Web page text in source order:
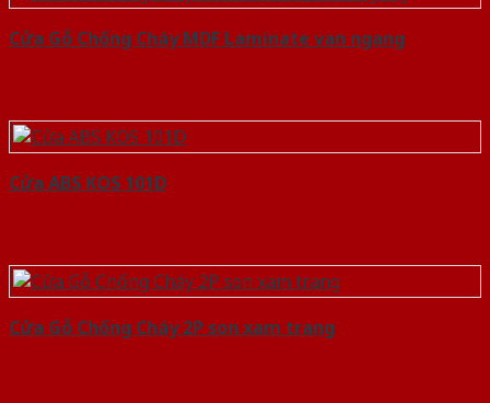
Cửa Gỗ Chống Cháy MDF Laminate van ngang
Cửa ABS KOS 101D
Cửa Gỗ Chống Cháy 2P son xam trang